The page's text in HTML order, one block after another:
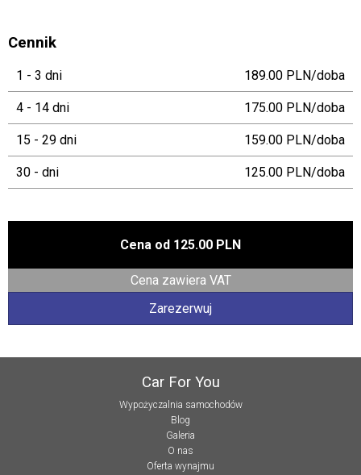
Cennik
1 - 3 dni 189.00 PLN/doba
4 - 14 dni 175.00 PLN/doba
15 - 29 dni 159.00 PLN/doba
30 - dni 125.00 PLN/doba
Cena od 125.00 PLN
Cena zawiera VAT
Zarezerwuj
Car For You
Wypożyczalnia samochodów
Blog
Galeria
O nas
Oferta wynajmu